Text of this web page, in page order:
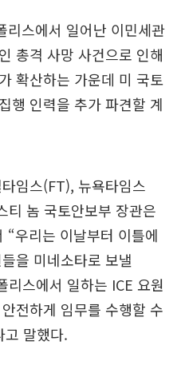
리스에서 일어난 이민세관
총격 사망 사건으로 인해
확산하는 가운데 미 국토
행 인력을 추가 파견할 계
임스(FT), 뉴욕타임스
티 놈 국토안보부 장관은
“우리는 이날부터 이틀에
을 미네소타로 보낼
리스에서 일하는 ICE 요원
전하게 임무를 수행할 수
고 말했다.